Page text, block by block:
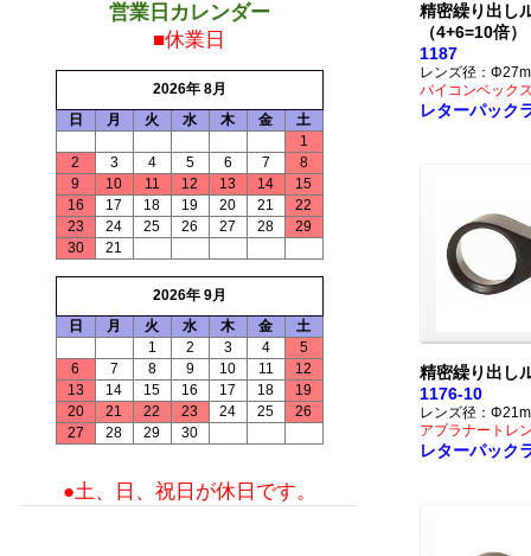
精密繰り出し
（4+6=10倍）
1187
レンズ径：
バイコンベック
レターパック
精密繰り出し
1176-10
レンズ径：
アプラナートレ
レターパック
営業日カレンダー
■休業日
2026年 8月
日
月 火 水 木 金
土
1
2
3 4 5 6 7
8
9
10 11 12 13 14
15
16
17 18 19 20 21
22
23
24 25 26 27 28
29
30
21
2026年 9月
日
月 火 水 木 金
土
1
2 3 4
5
6
7 8 9 10 11
12
13
14 15 16 17 18
19
20
21 22 23 24 25
26
27
28 29 30
●土、日、祝日が休日です。